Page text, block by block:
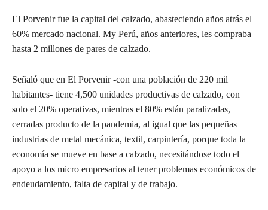
El Porvenir fue la capital del calzado, abasteciendo años atrás el
60% mercado nacional. My Perú, años anteriores, les compraba
hasta 2 millones de pares de calzado.
Señaló que en El Porvenir -con una población de 220 mil
habitantes- tiene 4,500 unidades productivas de calzado, con
solo el 20% operativas, mientras el 80% están paralizadas,
cerradas producto de la pandemia, al igual que las pequeñas
industrias de metal mecánica, textil, carpintería, porque toda la
economía se mueve en base a calzado, necesitándose todo el
apoyo a los micro empresarios al tener problemas económicos de
endeudamiento, falta de capital y de trabajo.